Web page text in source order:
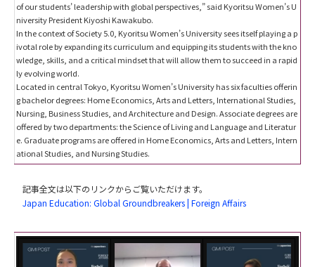
of our students’ leadership with global perspectives,” said Kyoritsu Women’s U
niversity President Kiyoshi Kawakubo.
In the context of Society 5.0, Kyoritsu Women’s University sees itself playing a p
ivotal role by expanding its curriculum and equipping its students with the kno
wledge, skills, and a critical mindset that will allow them to succeed in a rapid
ly evolving world.
Located in central Tokyo, Kyoritsu Women’s University has six faculties offerin
g bachelor degrees: Home Economics, Arts and Letters, International Studies,
Nursing, Business Studies, and Architecture and Design. Associate degrees are
offered by two departments: the Science of Living and Language and Literatur
e. Graduate programs are offered in Home Economics, Arts and Letters, Intern
ational Studies, and Nursing Studies.
記事全文は以下のリンクからご覧いただけます。
Japan Education: Global Groundbreakers | Foreign Affairs